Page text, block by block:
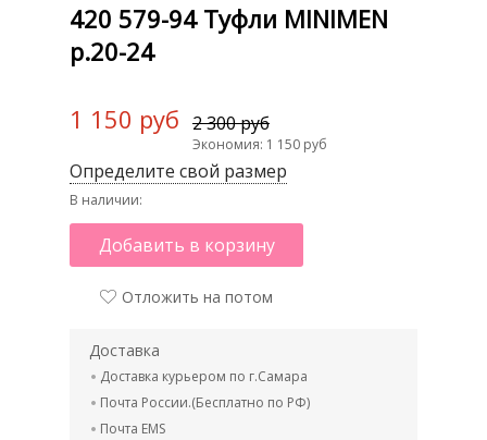
420 579-94 Туфли MINIMEN
р.20-24
1 150 руб 2 300 руб
Экономия: 1 150 руб
Определите свой размер
В наличии:
Добавить в корзину
Отложить на потом
Доставка
Доставка курьером по г.Самара
Почта России.(Бесплатно по РФ)
Почта EMS